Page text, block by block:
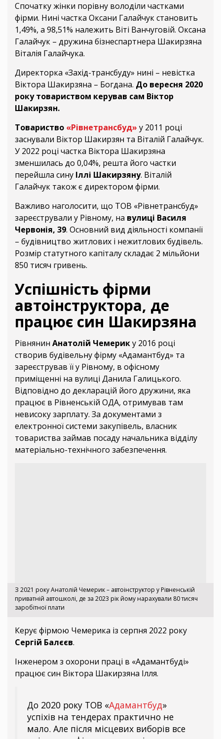
Спочатку жінки порівну володіли частками
фірми. Нині частка Оксани Галайчук становить
1,49%, а 98,51% належить Віті Ванчуговій. Оксана
Галайчук – дружина бізнеспартнера Шакирзяна
Віталія Галайчука.
Директорка «Захід-трансбуду» нині – невістка
Віктора Шакирзяна – Богдана. До вересня 2020
року товариством керував сам Віктор
Шакирзян.
Товариство «Рівнетрансбуд» у 2011 році
заснували Віктор Шакирзян та Віталій Галайчук.
У 2022 році частка Віктора Шакирзяна
зменшилась до 0,04%, решта його частки
перейшла сину Іллі Шакирзяну. Віталій
Галайчук також є директором фірми.
Важливо наголосити, що ТОВ «Рівнетрансбуд»
зареєстрували у Рівному, на вулиці Василя
Червонія, 39. Основний вид діяльності компанії
– будівництво житлових і нежитлових будівель.
Розмір статутного капіталу складає 2 мільйони
850 тисяч гривень.
Успішність фірми
автоінструктора, де
працює син Шакирзяна
Рівнянин Анатолій Чемерику 2016 році
створив будівельну фірму «Адамантбуд» та
зареєстрував її у Рівному, в офісному
приміщенні на вулиці Данила Галицького.
Відповідно до декларацій його дружини, яка
працює в Рівненській ОДА, отримував там
невисоку зарплату. За документами з
електронної системи закупівель, власник
товариства займав посаду начальника відділу
матеріально-технічного забезпечення.
З 2021 року Анатолій Чемерик – автоінструктор у Рівненській
приватній автошколі, де за 2023 рік йому нарахували 80 тисяч
заробітної плати
Керує фірмою Чемерика із серпня 2022 року
Сергій Балєєв.
Інженером з охорони праці в «Адамантбуді»
працює син Віктора Шакирзяна Ілля.
До 2020 року ТОВ «Адамантбуд»
успіхів на тендерах практично не
мало. Але після місцевих виборів все